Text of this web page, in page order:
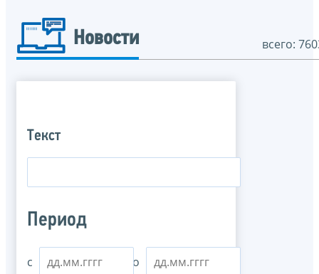
Новости всего:
Текст
Период
с по